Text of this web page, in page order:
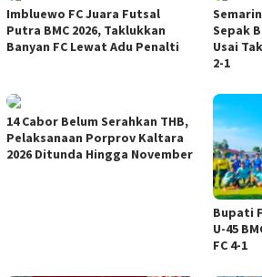
Imbluewo FC Juara Futsal
Putra BMC 2026, Taklukkan
Banyan FC Lewat Adu Penalti
Sepak
Usai
2-1
14 Cabor Belum Serahkan THB,
Pelaksanaan Porprov Kaltara
2026 Ditunda Hingga November
Bupati
U-45
FC 4-1